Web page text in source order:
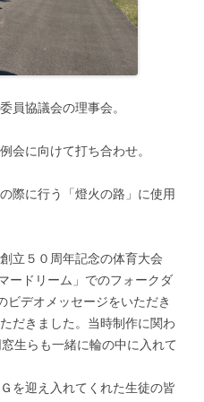
協議会の理事会。
に向けて打ち合わせ。
に行う「燈火の路」に使用
５０周年記念の体育大会
ードリーム」でのフォークダ
ビデオメッセージをいただき
だきました。当時制作に関わ
生らも一緒に輪の中に入れて
を迎え入れてくれた生徒の皆